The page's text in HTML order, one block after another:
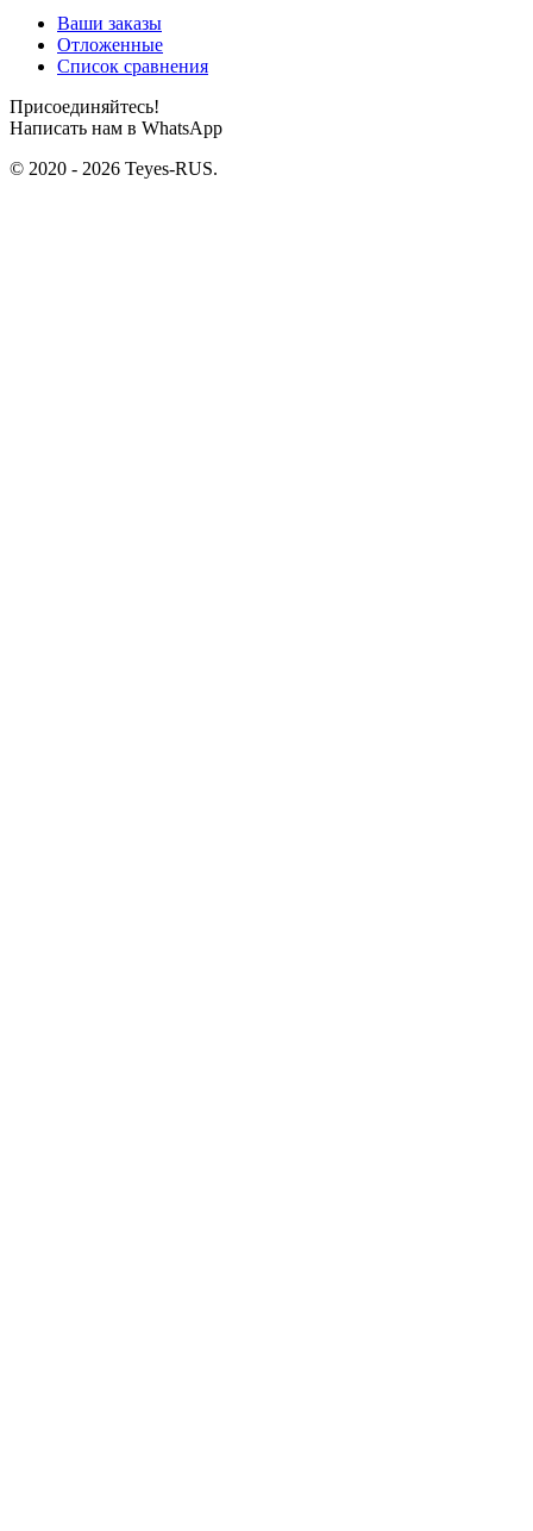
Ваши заказы
Отложенные
Список сравнения
Присоединяйтесь!
Написать нам в WhatsApp
© 2020 - 2026 Teyes-RUS.